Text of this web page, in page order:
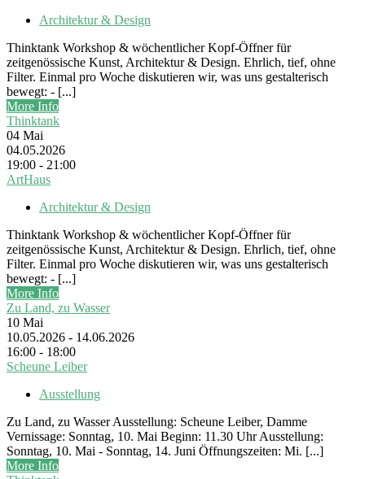
Architektur & Design
Thinktank Workshop & wöchentlicher Kopf-Öffner für
zeitgenössische Kunst, Architektur & Design. Ehrlich, tief, ohne
Filter. Einmal pro Woche diskutieren wir, was uns gestalterisch
bewegt: - [...]
More Info
Thinktank
04 Mai
04.05.2026
19:00 - 21:00
ArtHaus
Architektur & Design
Thinktank Workshop & wöchentlicher Kopf-Öffner für
zeitgenössische Kunst, Architektur & Design. Ehrlich, tief, ohne
Filter. Einmal pro Woche diskutieren wir, was uns gestalterisch
bewegt: - [...]
More Info
Zu Land, zu Wasser
10 Mai
10.05.2026 - 14.06.2026
16:00 - 18:00
Scheune Leiber
Ausstellung
Zu Land, zu Wasser Ausstellung: Scheune Leiber, Damme
Vernissage: Sonntag, 10. Mai Beginn: 11.30 Uhr Ausstellung:
Sonntag, 10. Mai - Sonntag, 14. Juni Öffnungszeiten: Mi. [...]
More Info